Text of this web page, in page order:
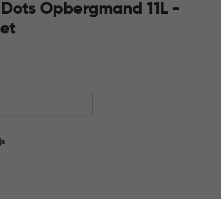
Opbergmand 11L -